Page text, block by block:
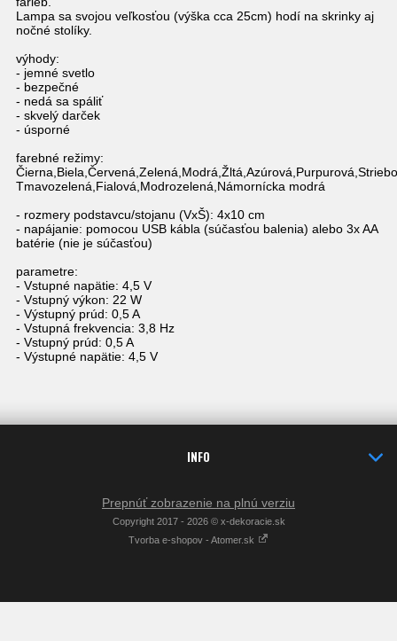
Lampa sa svojou veľkosťou (výška cca 25cm) hodí na skrinky aj
nočné stolíky.
výhody:
- jemné svetlo
- bezpečné
- nedá sa spáliť
- skvelý darček
- úsporné
farebné režimy:
Tmavozelená,Fialová,Modrozelená,Námornícka modrá
- rozmery podstavcu/stojanu (VxŠ): 4x10 cm
- napájanie: pomocou USB kábla (súčasťou balenia) alebo 3x AA
batérie (nie je súčasťou)
parametre:
- Vstupné napätie: 4,5 V
- Vstupný výkon: 22 W
- Výstupný prúd: 0,5 A
- Vstupná frekvencia: 3,8 Hz
- Vstupný prúd: 0,5 A
- Výstupné napätie: 4,5 V
INFO
Prepnúť zobrazenie na plnú verziu
Copyright 2017 - 2026 © x-dekoracie.sk
Tvorba e-shopov - Atomer.sk